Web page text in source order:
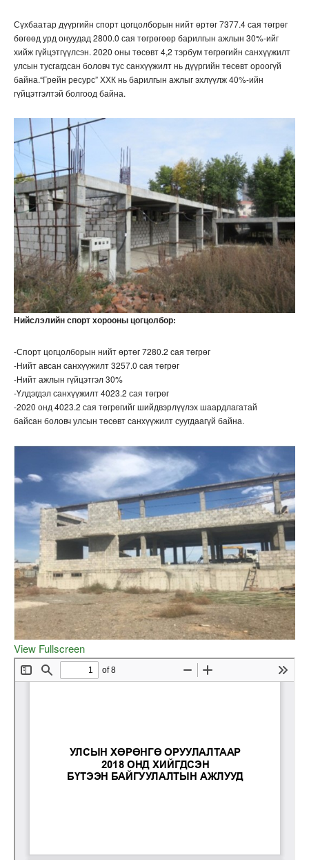
Сүхбаатар дүүргийн спорт цогцолборын нийт өртөг 7377.4 сая төгрөг
бөгөөд урд онуудад 2800.0 сая төгрөгөөр барилгын ажлын 30%-ийг
хийж гүйцэтгүүлсэн. 2020 оны төсөвт 4,2 тэрбум төгрөгийн санхүүжилт
улсын тусгагдсан боловч тус санхүүжилт нь дүүргийн төсөвт ороогүй
байна.“Грейн ресурс” ХХК нь барилгын ажлыг эхлүүлж 40%-ийн
гүйцэтгэлтэй болгоод байна.
Нийслэлийн спорт хорооны цогцолбор:
-Спорт цогцолборын нийт өртөг 7280.2 сая төгрөг
-Нийт авсан санхүүжилт 3257.0 сая төгрөг
-Нийт ажлын гүйцэтгэл 30%
-Үлдэгдэл санхүүжилт 4023.2 сая төгрөг
-2020 онд 4023.2 сая төгрөгийг шийдвэрлүүлэх шаардлагатай
байсан боловч улсын төсөвт санхүүжилт суугдаагүй байна.
View Fullscreen